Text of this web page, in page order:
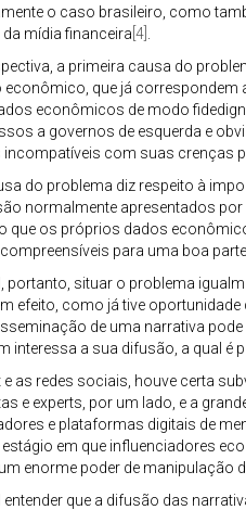
o caso brasileiro, como
mídia financeira [4]
a primeira causa do
econômico, que já
econômicos de modo
a governos de esquerda e
incompatíveis com suas crenças
do problema diz respeito à
normalmente apresentados
que os próprios dados
para uma boa
portanto, situar o problema
efeito, como já tive oportunidade
de uma narrativa
interessa a sua difusão, a qual
e as redes sociais, houve certa
e experts, por um lado, e a
e plataformas digitais de
em que influenciadores
enorme poder de manipulação
entender que a difusão das